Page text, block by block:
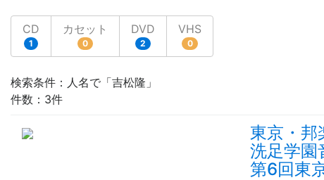
CD
1
カセット
0
DVD
2
VHS
0
検索条件：人名で「吉松隆」
件数：3件
東京・
洗足学園
第6回東